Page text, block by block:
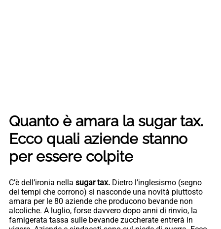
Quanto è amara la sugar tax.
Ecco quali aziende stanno
per essere colpite
C’è dell’ironia nella sugar tax. Dietro l’inglesismo (segno
dei tempi che corrono) si nasconde una novità piuttosto
amara per le 80 aziende che producono bevande non
alcoliche. A luglio, forse davvero dopo anni di rinvio, la
famigerata tassa sulle bevande zuccherate entrerà in